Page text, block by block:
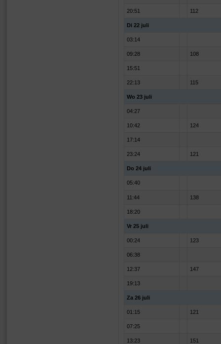
20:51 112
Di 22 juli
03:14
09:28 108
15:51
22:13 115
Wo 23 juli
04:27
10:42 124
17:14
23:24 121
Do 24 juli
05:40
11:44 138
18:20
Vr 25 juli
00:24 123
06:38
12:37 147
19:13
Za 26 juli
01:15 121
07:25
13:23 151